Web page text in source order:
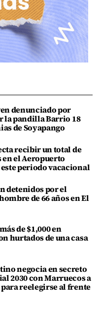
denunciado por
pandilla Barrio 18
de Soyapango
recibir un total de
en el Aeropuerto
periodo vacacional
detenidos por el
de 66 años en El
de $1,000 en
hurtados de una casa
negocia en secreto
2030 con Marruecos a
reelegirse al frente